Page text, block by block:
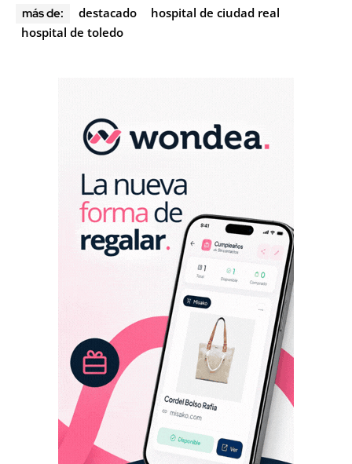
más de: destacado
hospital de ciudad real
hospital de toledo